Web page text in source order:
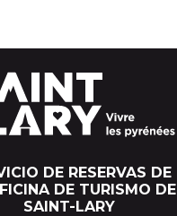
DE RESERVAS DE
DE TURISMO DE
SAINT-LARY